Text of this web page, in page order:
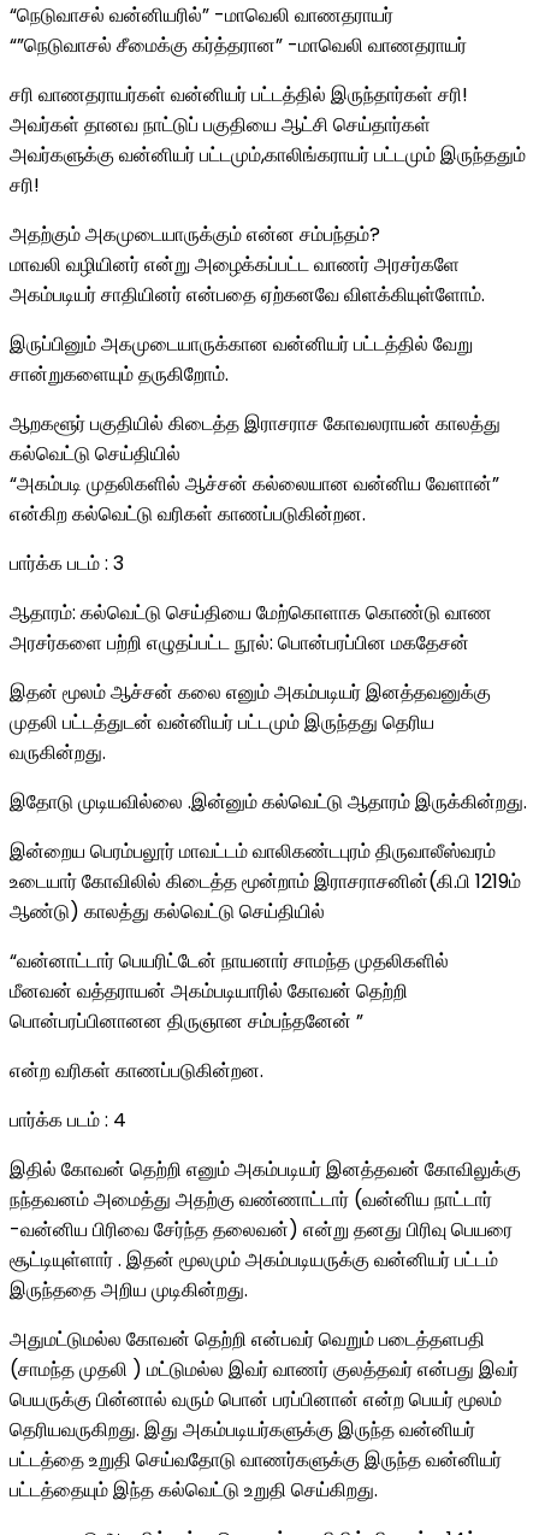
“நெடுவாசல் வன்னியரில்” -மாவெலி வாணதராயர்
“”நெடுவாசல் சீமைக்கு கர்த்தரான” -மாவெலி வாணதராயர்
சரி வாணதராயர்கள் வன்னியர் பட்டத்தில் இருந்தார்கள் சரி!
அவர்கள் தானவ நாட்டுப் பகுதியை ஆட்சி செய்தார்கள்
அவர்களுக்கு வன்னியர் பட்டமும்,காலிங்கராயர் பட்டமும் இருந்ததும்
சரி!
அதற்கும் அகமுடையாருக்கும் என்ன சம்பந்தம்?
மாவலி வழியினர் என்று அழைக்கப்பட்ட வாணர் அரசர்களே
அகம்படியர் சாதியினர் என்பதை ஏற்கனவே விளக்கியுள்ளோம்.
இருப்பினும் அகமுடையாருக்கான வன்னியர் பட்டத்தில் வேறு
சான்றுகளையும் தருகிறோம்.
ஆறகளூர் பகுதியில் கிடைத்த இராசராச கோவலராயன் காலத்து
கல்வெட்டு செய்தியில்
“அகம்படி முதலிகளில் ஆச்சன் கல்லையான வன்னிய வேளான்”
என்கிற கல்வெட்டு வரிகள் காணப்படுகின்றன.
பார்க்க படம் : 3
ஆதாரம்: கல்வெட்டு செய்தியை மேற்கொளாக கொண்டு வாண
அரசர்களை பற்றி எழுதப்பட்ட நூல்: பொன்பரப்பின மகதேசன்
இதன் மூலம் ஆச்சன் கலை எனும் அகம்படியர் இனத்தவனுக்கு
முதலி பட்டத்துடன் வன்னியர் பட்டமும் இருந்தது தெரிய
வருகின்றது.
இதோடு முடியவில்லை .இன்னும் கல்வெட்டு ஆதாரம் இருக்கின்றது.
இன்றைய பெரம்பலூர் மாவட்டம் வாலிகண்டபுரம் திருவாலீஸ்வரம்
உடையார் கோவிலில் கிடைத்த மூன்றாம் இராசராசனின்(கி.பி 1219ம்
ஆண்டு) காலத்து கல்வெட்டு செய்தியில்
“வன்னாட்டார் பெயரிட்டேன் நாயனார் சாமந்த முதலிகளில்
மீனவன் வத்தராயன் அகம்படியாரில் கோவன் தெற்றி
பொன்பரப்பினானன திருஞான சம்பந்தனேன் ”
என்ற வரிகள் காணப்படுகின்றன.
பார்க்க படம் : 4
இதில் கோவன் தெற்றி எனும் அகம்படியர் இனத்தவன் கோவிலுக்கு
நந்தவனம் அமைத்து அதற்கு வண்ணாட்டார் (வன்னிய நாட்டார்
-வன்னிய பிரிவை சேர்ந்த தலைவன்) என்று தனது பிரிவு பெயரை
சூட்டியுள்ளார் . இதன் மூலமும் அகம்படியருக்கு வன்னியர் பட்டம்
இருந்ததை அறிய முடிகின்றது.
அதுமட்டுமல்ல கோவன் தெற்றி என்பவர் வெறும் படைத்தளபதி
(சாமந்த முதலி ) மட்டுமல்ல இவர் வாணர் குலத்தவர் என்பது இவர்
பெயருக்கு பின்னால் வரும் பொன் பரப்பினான் என்ற பெயர் மூலம்
தெரியவருகிறது. இது அகம்படியர்களுக்கு இருந்த வன்னியர்
பட்டத்தை உறுதி செய்வதோடு வாணர்களுக்கு இருந்த வன்னியர்
பட்டத்தையும் இந்த கல்வெட்டு உறுதி செய்கிறது.